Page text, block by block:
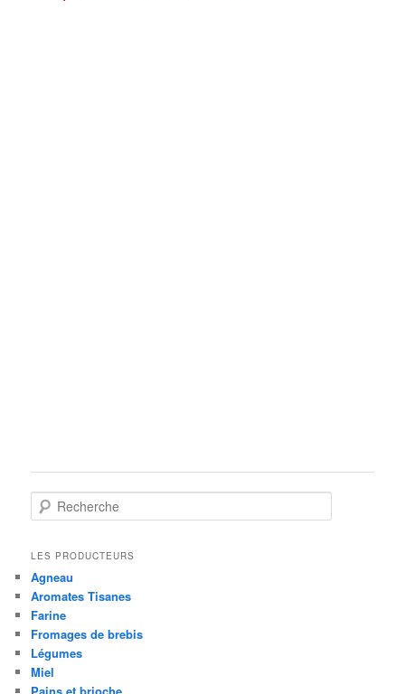
e
h
r
c
h
e
LES PRODUCTEURS
Agneau
Aromates Tisanes
Farine
Fromages de brebis
Légumes
Miel